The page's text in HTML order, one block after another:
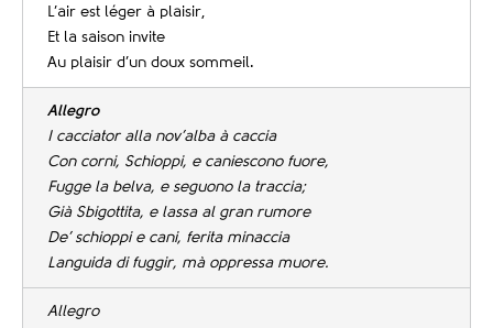
L’air est léger à plaisir,
Et la saison invite
Au plaisir d’un doux sommeil.
Allegro
I cacciator alla nov’alba à caccia
Con corni, Schioppi, e caniescono fuore,
Fugge la belva, e seguono la traccia;
Già Sbigottita, e lassa al gran rumore
De’ schioppi e cani, ferita minaccia
Languida di fuggir, mà oppressa muore.
Allegro